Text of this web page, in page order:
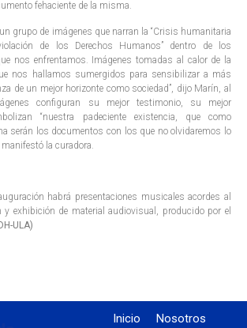
fehaciente de la misma.
grupo de imágenes que narran la “Crisis humanitaria
de los Derechos Humanos” dentro de los
nos enfrentamos. Imágenes tomadas al calor de la
nos hallamos sumergidos para sensibilizar a más
de un mejor horizonte como sociedad”, dijo Marín, al
configuran su mejor testimonio, su mejor
“nuestra padeciente existencia, que como
serán los documentos con los que no olvidaremos lo
la curadora.
habrá presentaciones musicales acordes al
y exhibición de material audiovisual, producido por el
ULA)
Inicio
Nosotros